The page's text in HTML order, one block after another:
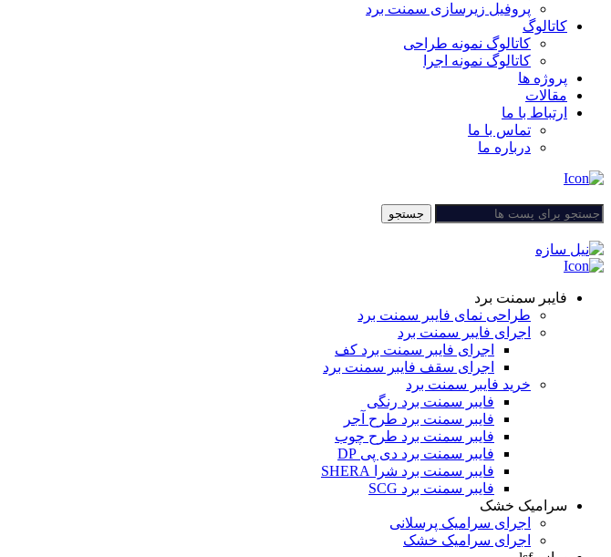
پروفیل زیرسازی سمنت برد
کاتالوگ
کاتالوگ نمونه طراحی
کاتالوگ نمونه اجرا
پروژه ها
مقالات
ارتباط با ما
تماس با ما
درباره ما
جستجو
فایبر سمنت برد
طراحی نمای فایبر سمنت برد
اجرای فایبر سمنت برد
اجرای فایبر سمنت برد کف
اجرای سقف فایبر سمنت برد
خرید فایبر سمنت برد
فایبر سمنت برد رنگی
فایبر سمنت برد طرح آجر
فایبر سمنت برد طرح چوب
فایبر سمنت برد دی پی DP
فایبر سمنت برد شرا SHERA
فایبر سمنت برد SCG
سرامیک خشک
اجرای سرامیک پرسلانی
اجرای سرامیک خشک